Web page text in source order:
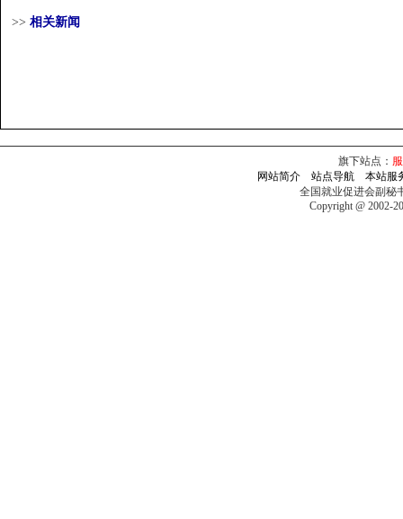
>> 相关新闻
旗下站点：
网站简介
站点导航
本站服
全国就业促进会副秘
Copyright @ 2002-